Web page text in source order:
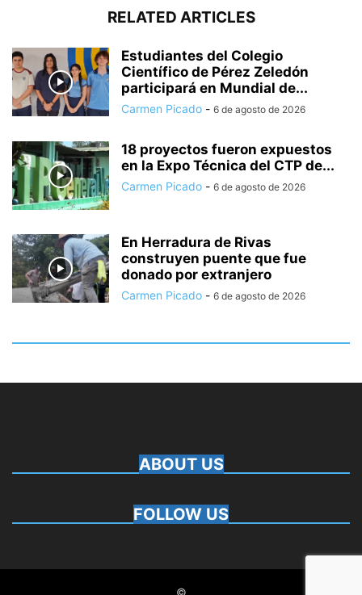
RELATED ARTICLES
Estudiantes del Colegio
Científico de Pérez Zeledón
participará en Mundial de...
Carmen Picado - 6 de agosto de 2026
18 proyectos fueron expuestos
en la Expo Técnica del CTP de...
Carmen Picado - 6 de agosto de 2026
En Herradura de Rivas
construyen puente que fue
donado por extranjero
Carmen Picado - 6 de agosto de 2026
ABOUT US
FOLLOW US